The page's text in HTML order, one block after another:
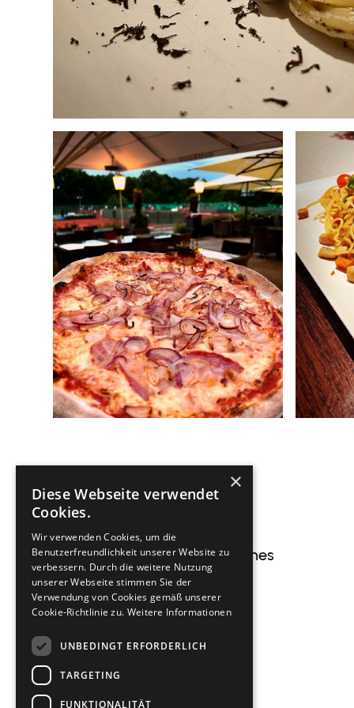
Nützliches
Start
×
Diese Webseite verwendet
Cookies.
Wir verwenden Cookies, um die
Benutzerfreundlichkeit unserer Website zu
verbessern. Durch die weitere Nutzung
unserer Webseite stimmen Sie der
Verwendung von Cookies gemäß unserer
Cookie-Richtlinie zu. Weitere Informationen
UNBEDINGT ERFORDERLICH
TARGETING
FUNKTIONALITÄT